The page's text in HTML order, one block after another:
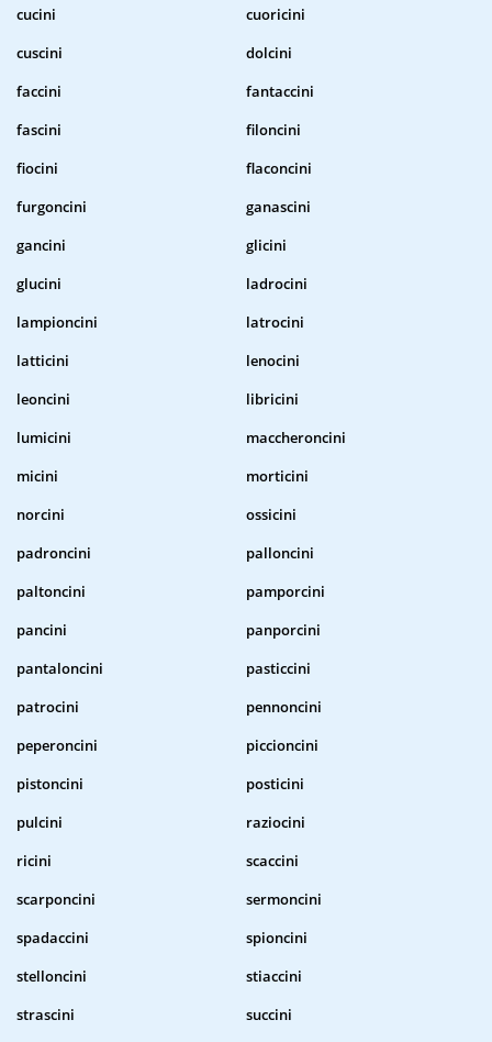
cucini
cuoricini
cuscini
dolcini
faccini
fantaccini
fascini
filoncini
fiocini
flaconcini
furgoncini
ganascini
gancini
glicini
glucini
ladrocini
lampioncini
latrocini
latticini
lenocini
leoncini
libricini
lumicini
maccheroncini
micini
morticini
norcini
ossicini
padroncini
palloncini
paltoncini
pamporcini
pancini
panporcini
pantaloncini
pasticcini
patrocini
pennoncini
peperoncini
piccioncini
pistoncini
posticini
pulcini
raziocini
ricini
scaccini
scarponcini
sermoncini
spadaccini
spioncini
stelloncini
stiaccini
strascini
succini